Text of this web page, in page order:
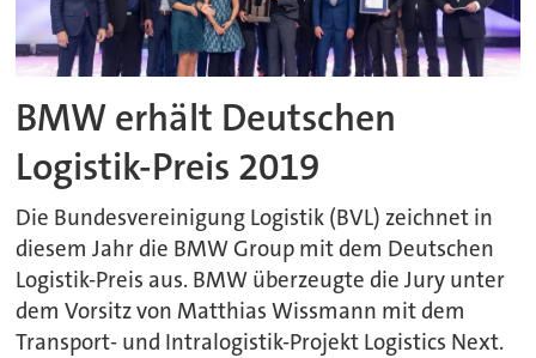
BMW erhält Deutschen
Logistik-Preis 2019
Die Bundesvereinigung Logistik (BVL) zeichnet in
diesem Jahr die BMW Group mit dem Deutschen
Logistik-Preis aus. BMW überzeugte die Jury unter
dem Vorsitz von Matthias Wissmann mit dem
Transport- und Intralogistik-Projekt Logistics Next.